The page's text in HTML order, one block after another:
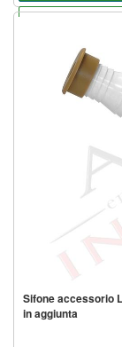
Sifone accessorio
in aggiunta